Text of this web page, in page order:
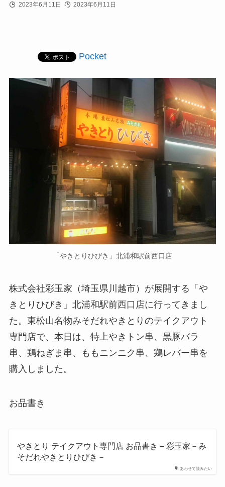
2023年6月11日 2023年6月11日
Pocket
「やきとりひびき」北浦和駅前西口店
株式会社彩玉家（埼玉県川越市）が展開する「や
きとりひびき」北浦和駅前西口店に行ってきまし
た。東松山名物みそだれやきとりのテイクアウト
専門店で、本日は、特上やきトン串、黒豚バラ
串、鶏ねぎま串、ももニンニク串、鶏レバー串を
購入しました。
お品書き
あわせて読みたい
やきとり テイクアウト専門店 お品書き – 彩玉家－み
そだれやきとりひびき－